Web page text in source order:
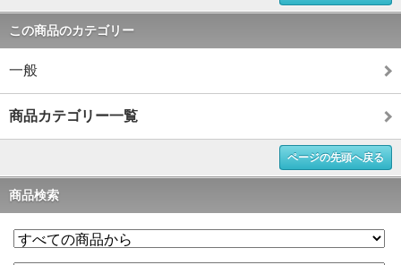
この商品のカテゴリー
一般
商品カテゴリー一覧
ページの先頭へ戻る
商品検索